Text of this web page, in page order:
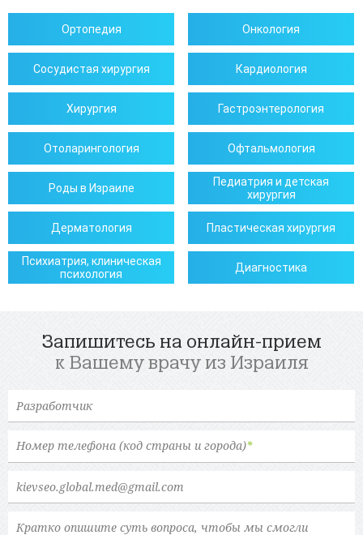
Ортопедия Онкология
Сосудистая хирургия Кардиология
Хирургия Гастроэнтерология
Отоларингология Офтальмология
Роды в Израиле
Педиатрия и детская
хирургия
Дерматология Пластическая хирургия
Психиатрия, клиническая
психология
Диагностика
Запишитесь на онлайн-прием
к Вашему врачу из Израиля
Ваше имя*
Номер телефона (код страны и города)*
Электронная почта*